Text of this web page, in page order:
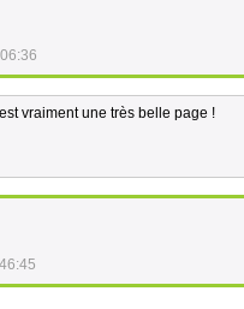
vraiment une très belle page !